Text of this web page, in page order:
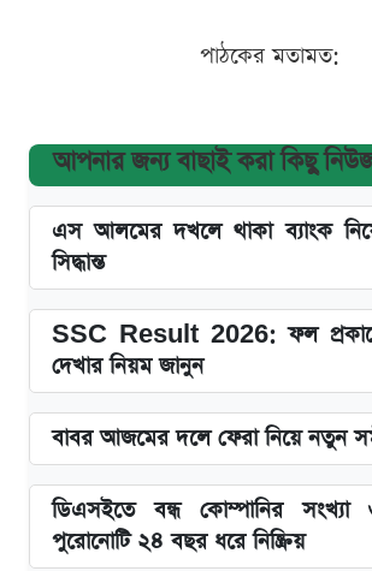
পাঠকের মতামত:
আপনার জন্য বাছাই করা কিছু
এস আলমের দখলে থাকা ব্যাংক
সিদ্ধান্ত
SSC Result 2026: ফল
দেখার নিয়ম জানুন
বাবর আজমের দলে ফেরা নিয়ে নতুন
ডিএসইতে বন্ধ কোম্পানির সংখ্যা
পুরোনোটি ২৪ বছর ধরে নিষ্ক্রিয়